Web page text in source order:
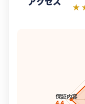
保証内容
4.4